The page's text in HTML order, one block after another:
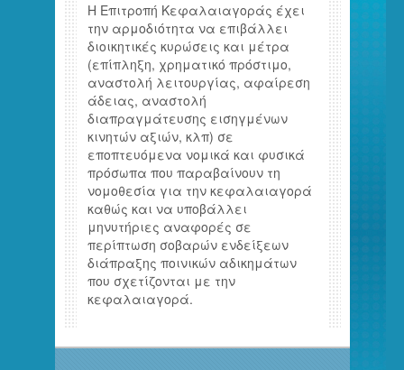
Η Επιτροπή Κεφαλαιαγοράς έχει
την αρμοδιότητα να επιβάλλει
διοικητικές κυρώσεις και μέτρα
(επίπληξη, χρηματικό πρόστιμο,
αναστολή λειτουργίας, αφαίρεση
άδειας, αναστολή
διαπραγμάτευσης εισηγμένων
κινητών αξιών, κλπ) σε
εποπτευόμενα νομικά και φυσικά
πρόσωπα που παραβαίνουν τη
νομοθεσία για την κεφαλαιαγορά
καθώς και να υποβάλλει
μηνυτήριες αναφορές σε
περίπτωση σοβαρών ενδείξεων
διάπραξης ποινικών αδικημάτων
που σχετίζονται με την
κεφαλαιαγορά.